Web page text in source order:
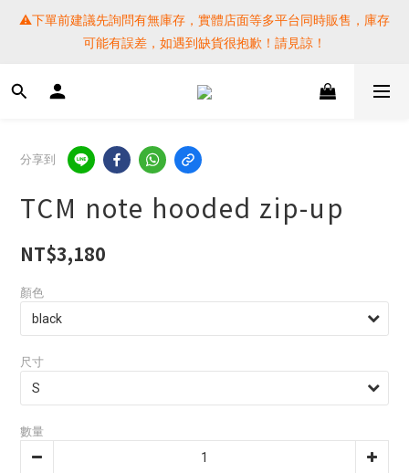
⚠️下單前建議先詢問有無庫存，實體店面等多平台同時販售，庫存
可能有誤差，如遇到缺貨很抱歉！請見諒！
⚠️下單前建議先詢問有無庫存，實體店面等多平台同時販售，庫存
可能有誤差，如遇到缺貨很抱歉！請見諒！
SF EXPRESS WORLD SHIPPING
提醒各位⚠️下單後寄出，請務必在時間內完成取貨才是乖寶寶呦~
如未取貨必須支付運費! 謝謝
⚠️下單前建議先詢問有無庫存，實體店面等多平台同時販售，庫存
分享到
TCM note hooded zip-up
NT$3,180
顏色
尺寸
數量